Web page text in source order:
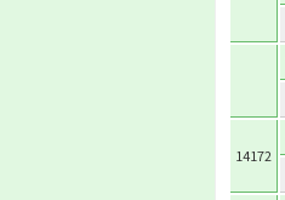
14172